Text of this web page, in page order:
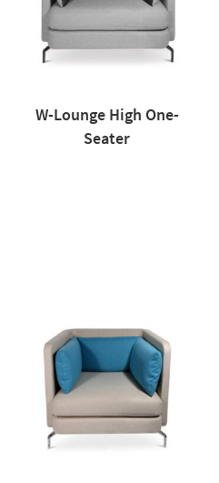
W-Lounge High One-
Seater